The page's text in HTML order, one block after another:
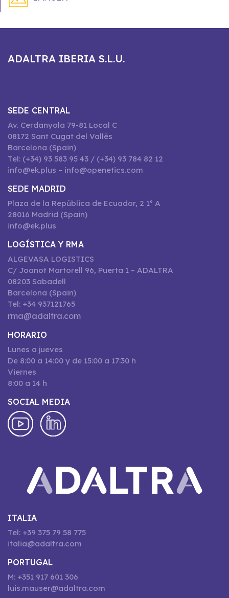
ADALTRA IBERIA S.L.U.
SEDE CENTRAL
Av. Cerdanyola 79-81 Local C
08172 Sant Cugat del Vallès
Barcelona (Spain)
Tel: (+34) 93 583 95 43 / (+34) 93 784 82 12
info@ek.plus – info@openetics.com
SEDE MADRID
Plaza de la República de Ecuador, 2 1º A
28016 Madrid (Spain)
info@ek.plus
LOGÍSTICA Y RMA
ALGEVASA LOGISTICS
C/ Joanot Martorell 96, Puerta 1 – ADALTRA
08203 Sabadell
Barcelona (Spain)
Tel: +34 937121765
rma@adaltra.com
HORARIO
Lunes a jueves
De 8:00 a 14:00 y de 15:00 a 17:30 h
Viernes
8:00 a 14 h
SOCIAL MEDIA
ITALIA
Tel: +39 375 79 58 775
italia@adaltra.com
PORTUGAL
M: +351 917 601 306
luis.mauser@adaltra.com